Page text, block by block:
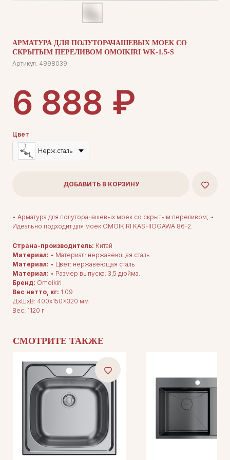
АРМАТУРА ДЛЯ ПОЛУТОРАЧАШЕВЫХ МОЕК СО
СКРЫТЫМ ПЕРЕЛИВОМ OMOIKIRI WK-1.5-S
Артикул: 4998039
6 888 ₽
Цвет
Нерж.сталь
ДОБАВИТЬ В КОРЗИНУ
• Арматура для полуторачашевых моек со скрытым переливом; •
Идеально подходит для моек OMOIKIRI KASHIOGAWA 86-2.
Страна-производитель: Китай
Материал: • Материал: нержавеющая сталь
Материал: • Цвет: нержавеющая сталь
Материал: • Размер выпуска: 3,5 дюйма.
Бренд: Omoikiri
Вес нетто, кг: 1.09
ДxШxВ: 400x150x320 мм
Вес: 1120 г
СМОТРИТЕ ТАКЖЕ
О нас
Сотрудничество
Контакты